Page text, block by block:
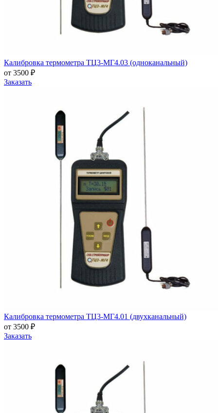
Калибровка термометра ТЦ3-МГ4.03 (одноканальный)
от 3500 ₽
Заказать
Калибровка термометра ТЦ3-МГ4.01 (двухканальный)
от 3500 ₽
Заказать